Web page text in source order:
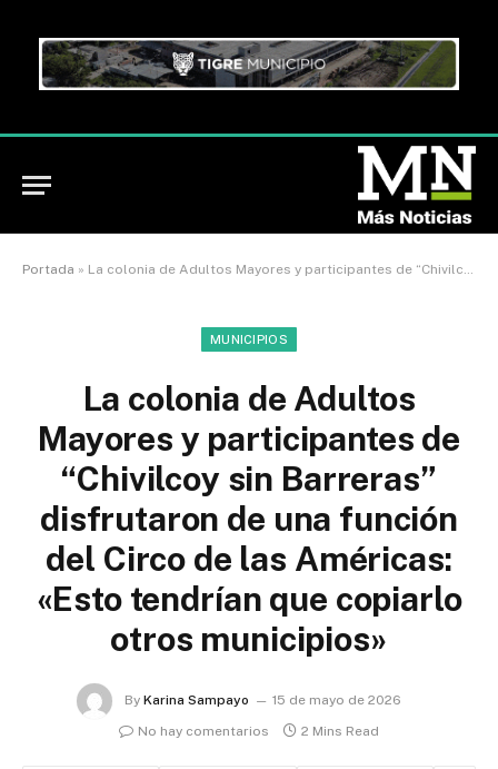
Portada » La colonia de Adultos Mayores y participantes de “Chivilcoy sin Barreras” disfrutaron de una función del Circo de las Américas: «Esto tendrían que copiarlo otros municipios»
MUNICIPIOS
La colonia de Adultos
Mayores y participantes de
“Chivilcoy sin Barreras”
disfrutaron de una función
del Circo de las Américas:
«Esto tendrían que copiarlo
otros municipios»
By Karina Sampayo
15 de mayo de 2026
No hay comentarios
2 Mins Read